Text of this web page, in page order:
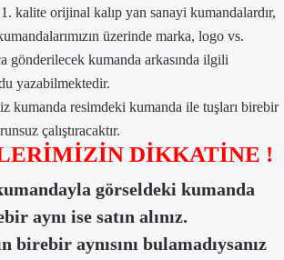
kalite orijinal kalıp yan sanayi kumandalardır,
üzerinde marka, logo vs.
gönderilecek kumanda arkasında ilgili
yazabilmektedir.
kumanda resimdeki kumanda ile tuşları birebir
çalıştıracaktır.
DİKKATİNE !
görseldeki kumanda
aynı ise satın alınız.
birebir aynısını bulamadıysanız